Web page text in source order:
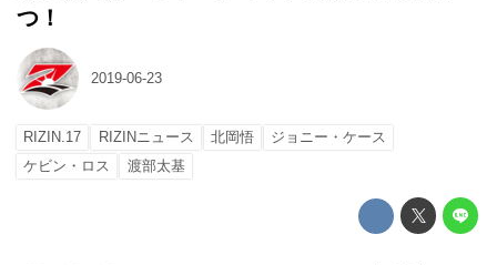
つ！
2019-06-23
RIZIN.17 RIZINニュース 北岡悟
ジョニー・ケース
ケビン・ロス
渡部太基